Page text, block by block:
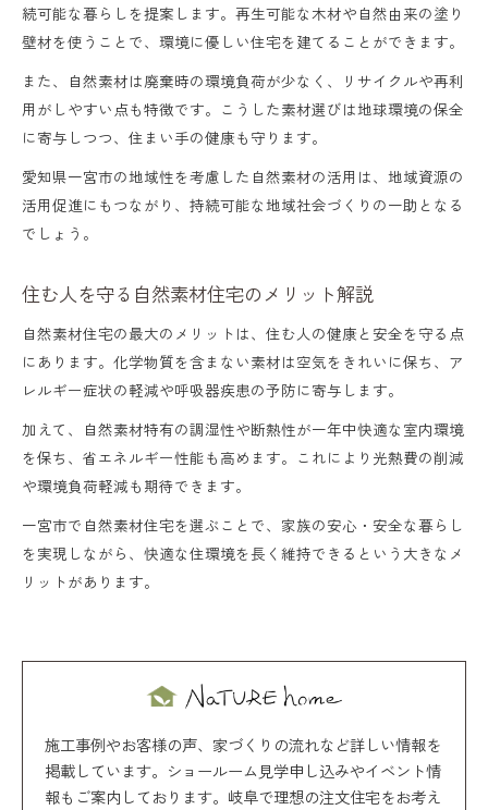
続可能な暮らしを提案します。再生可能な木材や自然由来の塗り
壁材を使うことで、環境に優しい住宅を建てることができます。
また、自然素材は廃棄時の環境負荷が少なく、リサイクルや再利
用がしやすい点も特徴です。こうした素材選びは地球環境の保全
に寄与しつつ、住まい手の健康も守ります。
愛知県一宮市の地域性を考慮した自然素材の活用は、地域資源の
活用促進にもつながり、持続可能な地域社会づくりの一助となる
でしょう。
住む人を守る自然素材住宅のメリット解説
自然素材住宅の最大のメリットは、住む人の健康と安全を守る点
にあります。化学物質を含まない素材は空気をきれいに保ち、ア
レルギー症状の軽減や呼吸器疾患の予防に寄与します。
加えて、自然素材特有の調湿性や断熱性が一年中快適な室内環境
を保ち、省エネルギー性能も高めます。これにより光熱費の削減
や環境負荷軽減も期待できます。
一宮市で自然素材住宅を選ぶことで、家族の安心・安全な暮らし
を実現しながら、快適な住環境を長く維持できるという大きなメ
リットがあります。
施工事例やお客様の声、家づくりの流れなど詳しい情報を
掲載しています。ショールーム見学申し込みやイベント情
報もご案内しております。岐阜で理想の注文住宅をお考え